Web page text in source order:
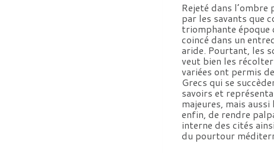
Rejeté dans l’ombre
par les savants que
triomphante époque
coincé dans un
aride. Pourtant, les
veut bien les
variées ont permis
Grecs qui se
savoirs et
majeures, mais
enfin, de rendre
interne des cités
du pourtour